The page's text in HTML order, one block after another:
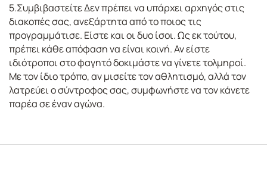
5.Συμβιβαστείτε Δεν πρέπει να υπάρχει αρχηγός στις
διακοπές σας, ανεξάρτητα από το ποιος τις
προγραμμάτισε. Είστε και οι δυο ίσοι. Ως εκ τούτου,
πρέπει κάθε απόφαση να είναι κοινή. Αν είστε
ιδιότροποι στο φαγητό δοκιμάστε να γίνετε τολμηροί.
Με τον ίδιο τρόπο, αν μισείτε τον αθλητισμό, αλλά τον
λατρεύει ο σύντροφος σας, συμφωνήστε να τον κάνετε
παρέα σε έναν αγώνα.